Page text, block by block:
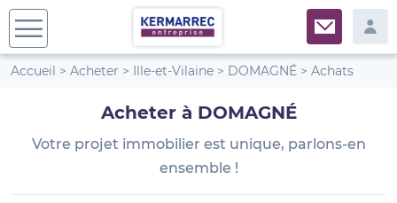
Accueil > Acheter > Ille-et-Vilaine > DOMAGNÉ > Achats
Acheter à DOMAGNÉ
Votre projet immobilier est unique, parlons-en
ensemble !